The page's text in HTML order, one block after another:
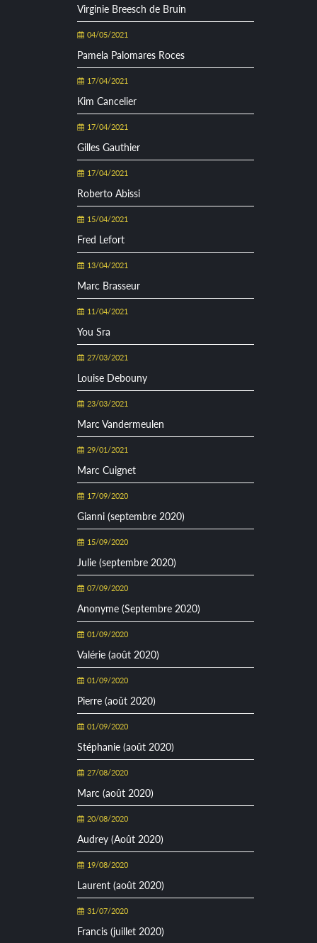
Virginie Breesch de Bruin
04/05/2021
Pamela Palomares Roces
17/04/2021
Kim Cancelier
17/04/2021
Gilles Gauthier
17/04/2021
Roberto Abissi
15/04/2021
Fred Lefort
13/04/2021
Marc Brasseur
11/04/2021
You Sra
27/03/2021
Louise Debouny
23/03/2021
Marc Vandermeulen
29/01/2021
Marc Cuignet
17/09/2020
Gianni (septembre 2020)
15/09/2020
Julie (septembre 2020)
07/09/2020
Anonyme (Septembre 2020)
01/09/2020
Valérie (août 2020)
01/09/2020
Pierre (août 2020)
01/09/2020
Stéphanie (août 2020)
27/08/2020
Marc (août 2020)
20/08/2020
Audrey (Août 2020)
19/08/2020
Laurent (août 2020)
31/07/2020
Francis (juillet 2020)